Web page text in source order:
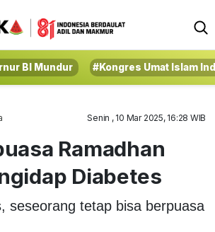
BI Mundur #Kongres Umat Islam
Senin , 10 Mar 2025, 16:28 WIB
Ramadhan
Diabetes
seseorang tetap bisa berpuasa